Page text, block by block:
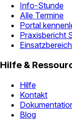
Info-Stunde
Alle Termine
Portal
Praxisbericht
Hilfe &
Hilfe
Kontakt
Blog